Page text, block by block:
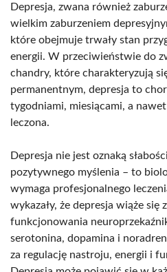
Depresja, zwana również
wielkim zaburzeniem
które obejmuje trwały stan
energii. W przeciwieństwie do
chandry, które charakteryzują
permanentnym, depresja to
tygodniami, miesiącami, a
leczona.​
Depresja nie jest oznaką
pozytywnego myślenia – to
wymaga profesjonalnego
wykazały, że depresja wiąże się
funkcjonowania
serotonina, dopamina i
za regulację nastroju, energii i